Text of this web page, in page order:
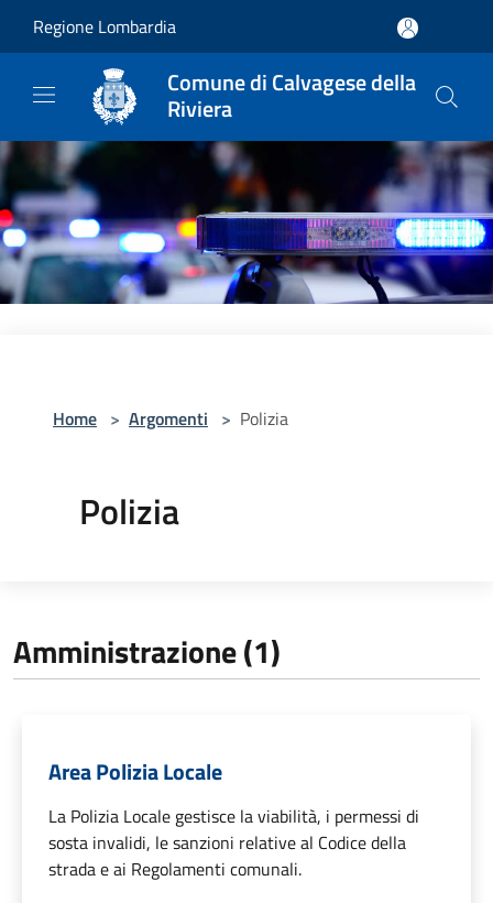
Regione Lombardia
Comune di Calvagese della
Riviera
Home > Argomenti > Polizia
Polizia
Amministrazione (1)
Area Polizia Locale
La Polizia Locale gestisce la viabilità, i permessi di
sosta invalidi, le sanzioni relative al Codice della
strada e ai Regolamenti comunali.